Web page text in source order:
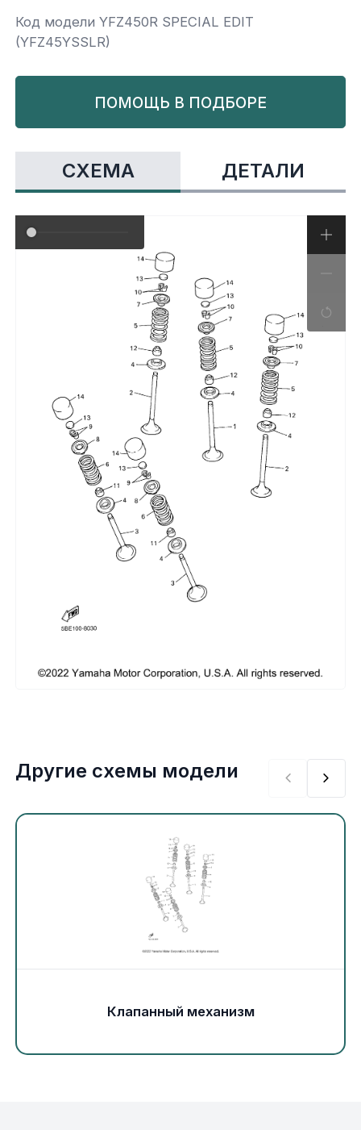
Yamaha
Салонные фильтры
Корпус,пластик
Ремни безопасности
Сиденья
Склизы, гусеницы, коньки
Снегоотвалы
Сумки, кофры
Топливная система
Тормозная система
Трансмиссия
Управление
Хранение и перевозка
Шины, диски, гусеницы
Шноркели
Электрика
Другое
Движители (гребные винты)
Швартовное оборудование
Якорное оборудование
Охлаждение
Kawasaki
Код модели YFZ450R SPECIAL EDIT
(YFZ45YSSLR)
ПОМОЩЬ В ПОДБОРЕ
СХЕМА ДЕТАЛИ
Другие схемы модели
Клапанный механизм